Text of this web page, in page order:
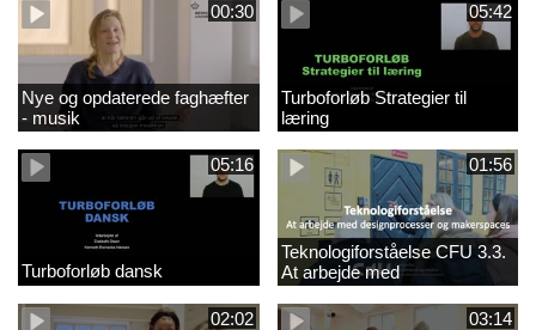
00:30
Nye og opdaterede faghæfter
- musik
05:42
Turboforløb Strategier til
læring
05:16
Turboforløb dansk
01:56
Teknologiforståelse CFU 3.3.
At arbejde med
designprocesser og
makerspaces
02:02 03:14